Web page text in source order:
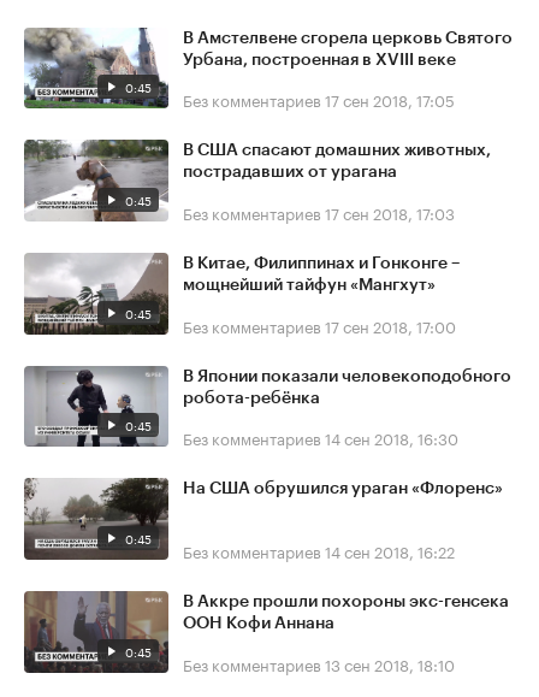
0:45
В Амстелвене сгорела церковь Святого
Урбана, построенная в XVIII веке
Без комментариев 17 сен 2018, 17:05
0:45
В США спасают домашних животных,
пострадавших от урагана
Без комментариев 17 сен 2018, 17:03
0:45
В Китае, Филиппинах и Гонконге –
мощнейший тайфун «Мангхут»
Без комментариев 17 сен 2018, 17:00
0:45
В Японии показали человекоподобного
робота-ребёнка
Без комментариев 14 сен 2018, 16:30
0:45
На США обрушился ураган «Флоренс»
Без комментариев 14 сен 2018, 16:22
0:45
В Аккре прошли похороны экс-генсека
ООН Кофи Аннана
Без комментариев 13 сен 2018, 18:10